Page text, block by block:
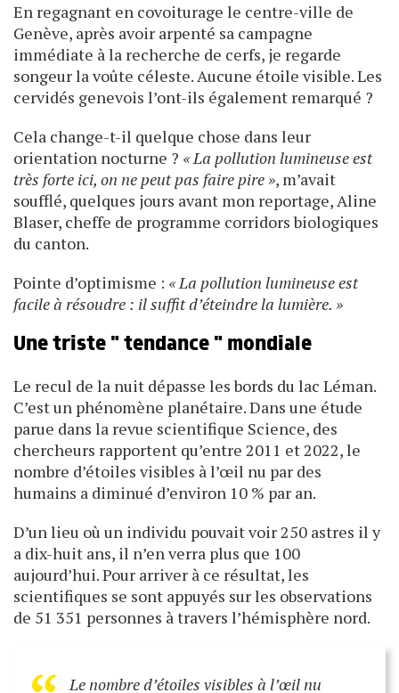
En regagnant en covoiturage le centre-ville de
Genève, après avoir arpenté sa campagne
immédiate à la recherche de cerfs, je regarde
songeur la voûte céleste. Aucune étoile visible. Les
cervidés genevois l’ont-ils également remarqué ?
Cela change­-t-­il quelque chose dans leur
orientation nocturne ? « La pollution lumineuse est
très forte ici, on ne peut pas faire pire », m’avait
soufflé, quelques jours avant mon reportage, Aline
Blaser, cheffe de programme corridors biologiques
du canton.
Pointe d’optimisme : « La pollution lumineuse est
facile à résoudre : il suffit d’éteindre la lumière. »
Une triste " tendance " mondiale
Le recul de la nuit dépasse les bords du lac ­Léman.
C’est un phénomène planétaire. Dans une étude
parue dans la revue scientifique Science, des
chercheurs rapportent qu’entre 2011 et 2022, le
nombre d’étoiles visibles à l’œil nu par des
humains a diminué d’environ 10 % par an.
D’un lieu où un individu pouvait voir 250 astres il y
a dix-huit ans, il n’en verra plus que 100
aujourd’hui. Pour arriver à ce résultat, les
scientifiques se sont appuyés sur les observations
de 51 351 personnes à travers l’hémisphère nord.
Le nombre d’étoiles visibles à l’œil nu